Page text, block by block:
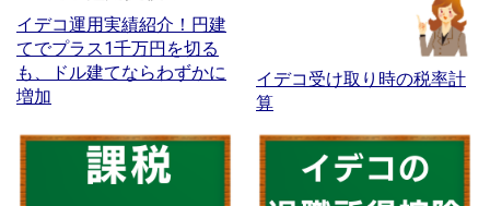
イデコ運用実績紹介！円建
てでプラス1千万円を切る
も、ドル建てならわずかに
増加
イデコ受け取り時の税率計
算